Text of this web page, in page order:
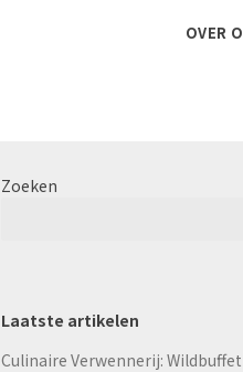
OVER
Zoeken
Laatste artikelen
Culinaire Verwennerij: